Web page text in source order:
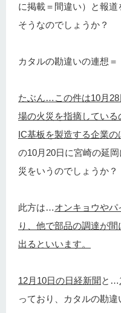
に掲載＝間違い）と報道
そうなのでしょうか？
カタルの勘違いの連想＝
たぶん…この件は10月
場の火災を指摘してい
IC基板を製造する企業の
の10月20日に宮崎の延
災をいうのでしょうか？
此方は…オンキョウや
り、他で部品の調達が
出るといいます。
12月10日の日経新聞と…
っており、カタルの勘違